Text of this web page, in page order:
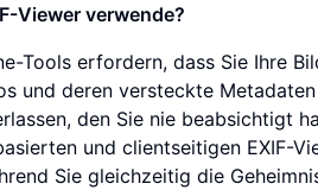
Viewer verwende?
Tools erfordern, dass Sie Ihre
und deren versteckte
den Sie nie beabsichtigt
und clientseitigen EXIF-
Sie gleichzeitig die